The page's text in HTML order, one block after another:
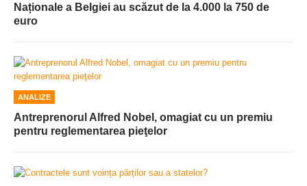
Naționale a Belgiei au scăzut de la 4.000 la 750 de
euro
ANALIZE
Antreprenorul Alfred Nobel, omagiat cu un premiu
pentru reglementarea pieţelor